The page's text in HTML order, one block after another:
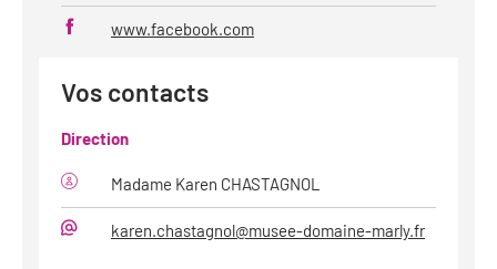
Site
web
www.facebook.com
Vos contacts
Direction
Madame Karen CHASTAGNOL
karen.chastagnol@musee-domaine-marly.fr